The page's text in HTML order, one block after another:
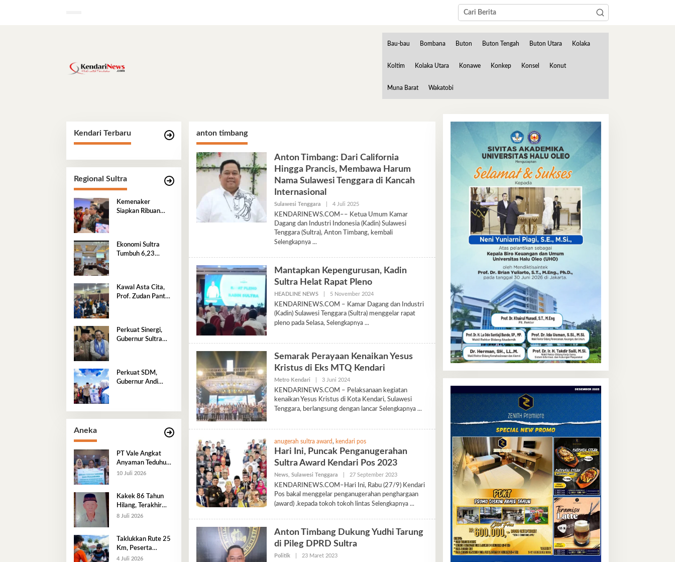
Bau-bau Bombana Buton Buton Tengah Buton Utara Kolaka
Koltim Kolaka Utara Konawe Konkep Konsel Konut
Muna Barat Wakatobi
Kendari Terbaru
Regional Sultra
Kemenaker
Siapkan Ribuan
Ekonomi Sultra
Tumbuh 6,23
Kawal Asta Cita,
Prof. Zudan Pantau
Perkuat Sinergi,
Gubernur Sultra
Perkuat SDM,
Gubernur Andi
Aneka
PT Vale Angkat
Anyaman Teduhu
Luwu Timur ke
Apresiasi
10 Juli 2026
Kakek 86 Tahun
Hilang, Terakhir
Terlihat di Lawata
8 Juli 2026
​Taklukkan Rute 25
Km, Peserta
Perwakilan
4 Juli 2026
anton timbang
Anton Timbang: Dari California
Hingga Prancis, Membawa Harum
Nama Sulawesi Tenggara di Kancah
Internasional
Sulawesi Tenggara 4 Juli 2025Oleh
KENDARINEWS.COM–– Ketua Umum Kamar
Dagang dan Industri Indonesia (Kadin) Sulawesi
Tenggara (Sultra), Anton Timbang, kembali
Selengkapnya
Mantapkan Kepengurusan, Kadin
Sultra Helat Rapat Pleno
HEADLINE NEWS 5 November 2024Oleh
KENDARINEWS.COM – Kamar Dagang dan Industri
(Kadin) Sulawesi Tenggara (Sultra) menggelar rapat
pleno pada Selasa, Selengkapnya
Semarak Perayaan Kenaikan Yesus
Kristus di Eks MTQ Kendari
Metro Kendari 3 Juni 2024Oleh
KENDARINEWS.COM – Pelaksanaan kegiatan
kenaikan Yesus Kristus di Kota Kendari, Sulawesi
Tenggara, berlangsung dengan lancar Selengkapnya
anugerah sultra award, kendari pos
Hari Ini, Puncak Penganugerahan
Sultra Award Kendari Pos 2023
News, Sulawesi Tenggara 27 September 2023Oleh
KENDARINEWS.COM–Hari Ini, Rabu (27/9) Kendari
Pos bakal menggelar penganugerahan penghargaan
(award) .kepada tokoh tokoh lintas Selengkapnya
Anton Timbang Dukung Yudhi Tarung
di Pileg DPRD Sultra
Politik 23 Maret 2023Oleh